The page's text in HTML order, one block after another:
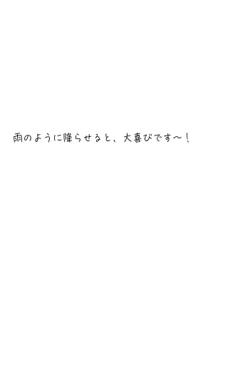
雨のように降らせると、大喜びです〜！